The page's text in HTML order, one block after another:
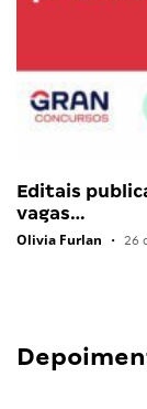
Editais
vagas…
Olivia Furlan • 26